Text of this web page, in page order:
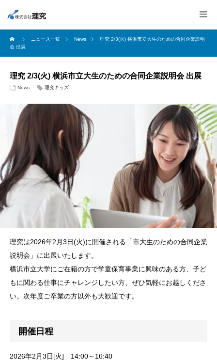
ニュース一覧 News
理究 2/3(火) 横浜市立大生のための合同企業説明
会 出展
理究 2/3(火) 横浜市立大生のための合同企業説明会 出展
News 理究キッズ
理究は2026年2月3日(火)に開催される「市大生のための合同企業
説明会」に出展いたします。
横浜市立大学にご在籍の方で学童保育事業に興味のある方、子ど
もに関わる仕事にチャレンジしたい方、ぜひ気軽にお越しくださ
い。次年度ご卒業の方以外も大歓迎です。
開催日程
2026年2月3日[火] 14:00～16:40